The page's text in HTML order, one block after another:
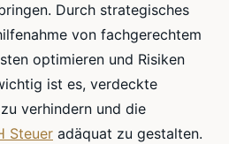
Durch strategisches
von fachgerechtem
optimieren und Risiken
ist es, verdeckte
verhindern und die
Steuer adäquat zu gestalten.